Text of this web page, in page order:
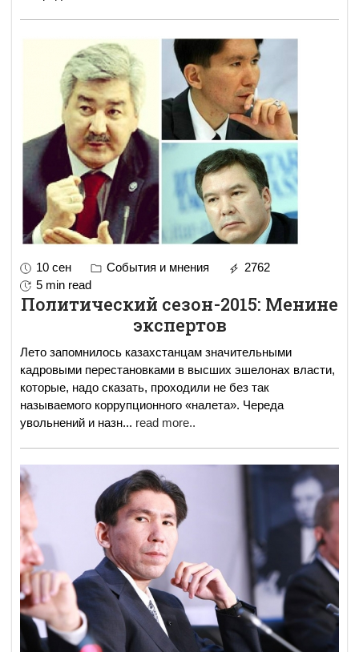
10 сен События и мнения
2762
5 min read
Политический сезон-2015: Менине
экспертов
Лето запомнилось казахстанцам значительными
кадровыми перестановками в высших эшелонах власти,
которые, надо сказать, проходили не без так
называемого коррупционного «налета». Череда
увольнений и назн... read more..